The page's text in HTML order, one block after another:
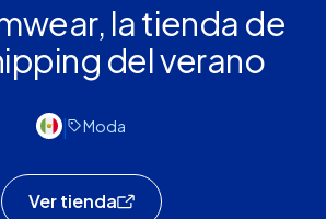
la tienda de
del verano
| Moda
Ver tienda